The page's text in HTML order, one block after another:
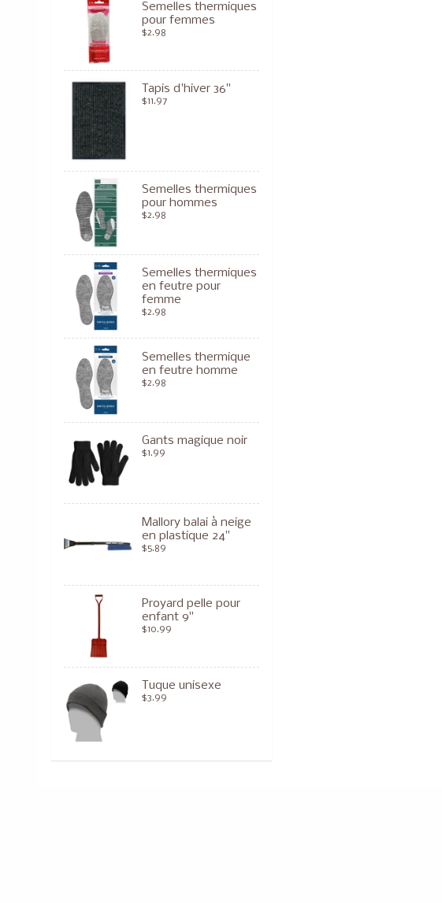
Semelles thermiques
pour femmes
$2.98
Tapis d'hiver 36"
$11.97
Semelles thermiques
pour hommes
$2.98
Semelles thermiques
en feutre pour
femme
$2.98
Semelles thermique
en feutre homme
$2.98
Gants magique noir
$1.99
Mallory balai à neige
en plastique 24"
$5.89
Proyard pelle pour
enfant 9"
$10.99
Tuque unisexe
$3.99